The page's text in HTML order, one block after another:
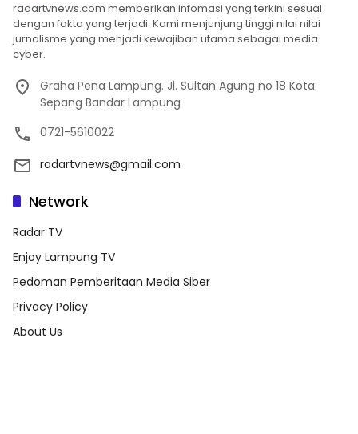
radartvnews.com memberikan infomasi yang terkini sesuai
dengan fakta yang terjadi. Kami menjunjung tinggi nilai nilai
jurnalisme yang menjadi kewajiban utama sebagai media
cyber.
Graha Pena Lampung. Jl. Sultan Agung no 18 Kota
Sepang Bandar Lampung
0721-5610022
radartvnews@gmail.com
Network
Radar TV
Enjoy Lampung TV
Pedoman Pemberitaan Media Siber
Privacy Policy
About Us